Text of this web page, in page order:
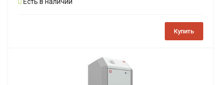
Есть в наличии
Купить